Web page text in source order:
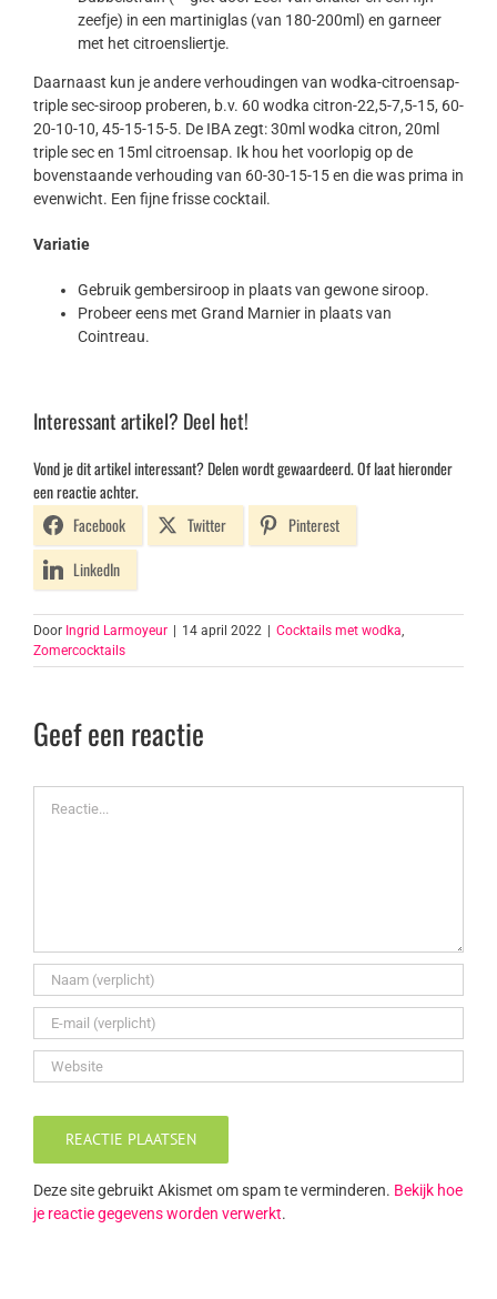
zeefje) in een martiniglas (van 180-200ml) en garneer
met het citroensliertje.
Daarnaast kun je andere verhoudingen van wodka-citroensap-
triple sec-siroop proberen, b.v. 60 wodka citron-22,5-7,5-15, 60-
20-10-10, 45-15-15-5. De IBA zegt: 30ml wodka citron, 20ml
triple sec en 15ml citroensap. Ik hou het voorlopig op de
bovenstaande verhouding van 60-30-15-15 en die was prima in
evenwicht. Een fijne frisse cocktail.
Variatie
Gebruik gembersiroop in plaats van gewone siroop.
Probeer eens met Grand Marnier in plaats van
Cointreau.
Interessant artikel? Deel het!
Vond je dit artikel interessant? Delen wordt gewaardeerd. Of laat hieronder
een reactie achter.
Facebook
Twitter
Pinterest
LinkedIn
Door Ingrid Larmoyeur | 14 april 2022 | Cocktails met wodka
Zomercocktails
Geef een reactie
Deze site gebruikt Akismet om spam te verminderen. Bekijk hoe
je reactie gegevens worden verwerkt.